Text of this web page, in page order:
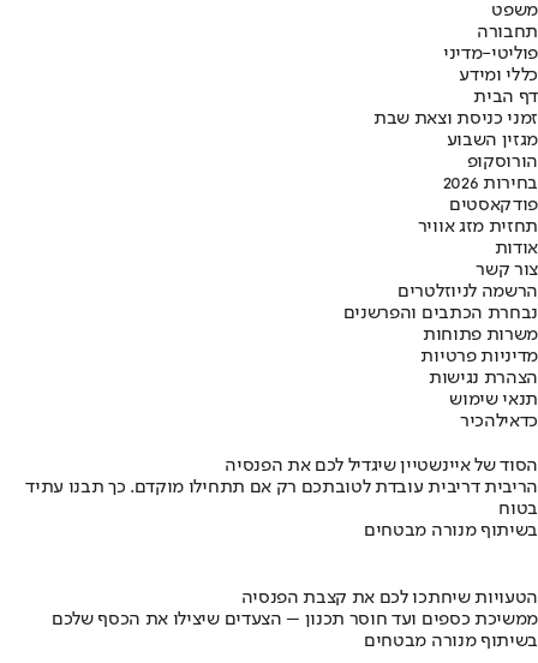
משפט
תחבורה
פוליטי-מדיני
כללי ומידע
דף הבית
זמני כניסת וצאת שבת
מגזין השבוע
הורוסקופ
בחירות 2026
פודקאסטים
תחזית מזג אוויר
אודות
צור קשר
הרשמה לניוזלטרים
נבחרת הכתבים והפרשנים
משרות פתוחות
מדיניות פרטיות
הצהרת נגישות
תנאי שימוש
כדאילהכיר
הסוד של איינשטיין שיגדיל לכם את הפנסיה
הריבית דריבית עובדת לטובתכם רק אם תתחילו מוקדם. כך תבנו עתיד
בטוח
בשיתוף מנורה מבטחים
הטעויות שיחתכו לכם את קצבת הפנסיה
ממשיכת כספים ועד חוסר תכנון – הצעדים שיצילו את הכסף שלכם
בשיתוף מנורה מבטחים